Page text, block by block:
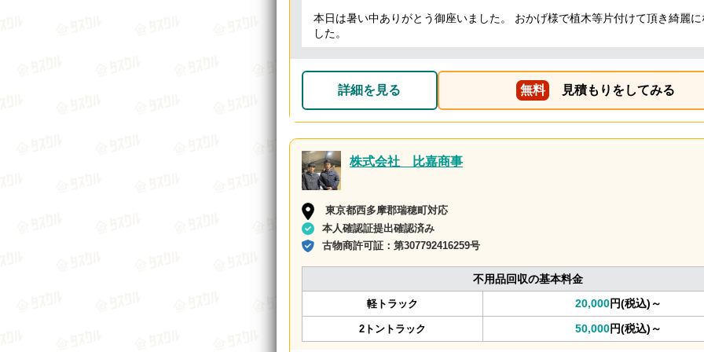
本日は暑い中ありがとう御座いました。 おかげ様で植木等片付けて頂き綺麗
した。
詳細を見る 無料 見積もりをしてみる
株式会社 比嘉商事
東京都西多摩郡瑞穂町対応
本人確認証提出確認済み
古物商許可証： 第307792416259号
不用品回収の基本料金
軽トラック 20,000円(税込)～
2トントラック 50,000円(税込)～